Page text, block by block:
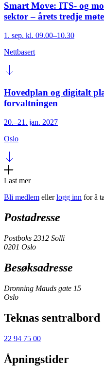
Smart Move: ITS- og
sektor – årets tredje møte
1. sep. kl. 09.00–10.30
Nettbasert
Hovedplan og digitalt
forvaltningen
20.–21. jan. 2027
Oslo
Last mer
Bli medlem ellerlogg inn for å
Postadresse
Postboks 2312 Solli
0201 Oslo
Besøksadresse
Dronning Mauds gate 15
Oslo
Teknas sentralbord
22 94 75 00
Åpningstider